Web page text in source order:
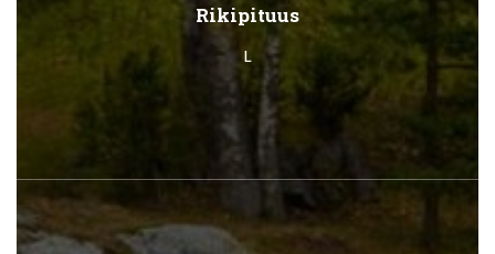
Rikipituus
L